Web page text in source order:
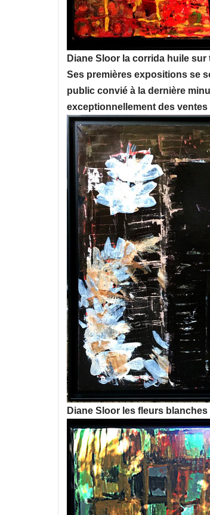
Diane Sloor la corrida huile
Ses premières expositions se
public convié à la dernière
exceptionnellement des ventes
Diane Sloor les fleurs